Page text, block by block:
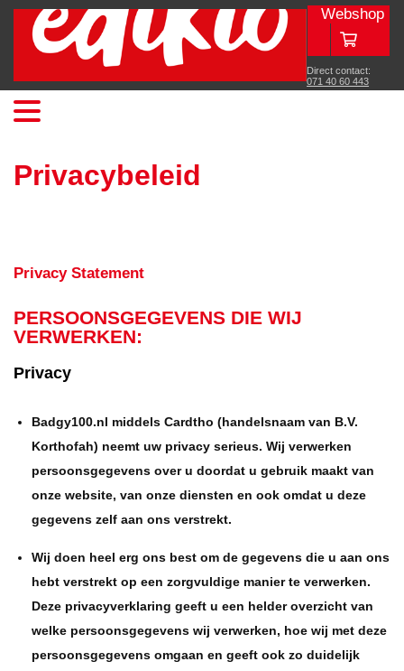
Webshop
Direct contact:
071 40 60 443
Privacybeleid
Privacy Statement
PERSOONSGEGEVENS DIE WIJ
VERWERKEN:
Privacy
Badgy100.nl middels Cardtho (handelsnaam van B.V.
Korthofah) neemt uw privacy serieus. Wij verwerken
persoonsgegevens over u doordat u gebruik maakt van
onze website, van onze diensten en ook omdat u deze
gegevens zelf aan ons verstrekt.
Wij doen heel erg ons best om de gegevens die u aan ons
hebt verstrekt op een zorgvuldige manier te verwerken.
Deze privacyverklaring geeft u een helder overzicht van
welke persoonsgegevens wij verwerken, hoe wij met deze
persoonsgegevens omgaan en geeft ook zo duidelijk